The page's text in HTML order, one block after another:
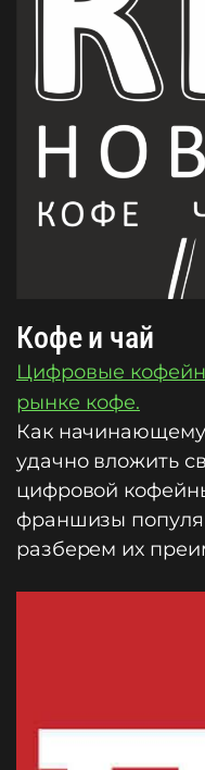
Кофе и чай
Цифровые
рынке кофе.
Как
удачно вложить
цифровой
франшизы
разберем их